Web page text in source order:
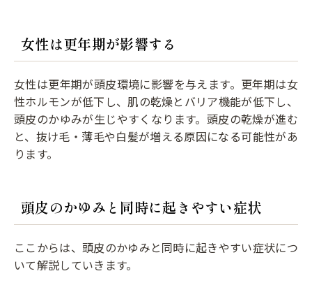
女性は更年期が影響する
女性は更年期が頭皮環境に影響を与えます。更年期は女
性ホルモンが低下し、肌の乾燥とバリア機能が低下し、
頭皮のかゆみが生じやすくなります。頭皮の乾燥が進む
と、抜け毛・薄毛や白髪が増える原因になる可能性があ
ります。
頭皮のかゆみと同時に起きやすい症状
ここからは、頭皮のかゆみと同時に起きやすい症状につ
いて解説していきます。